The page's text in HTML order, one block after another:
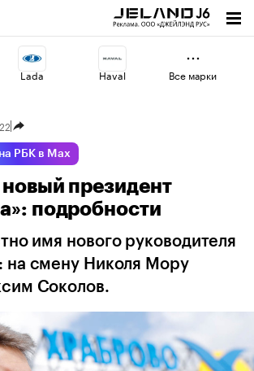
Lada Haval
Geely
Jaecoo Omoda
Все марки
РБК в Max
новый президент
подробности
имя нового руководителя
на смену Николя Мору
Соколов.